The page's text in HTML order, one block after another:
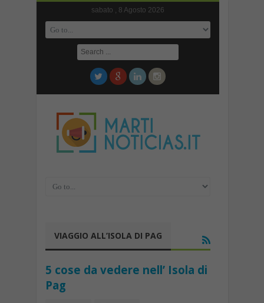
sabato , 8 Agosto 2026
VIAGGIO ALL’ISOLA DI PAG
5 cose da vedere nell’ Isola di
Pag